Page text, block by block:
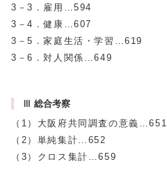
3－3．雇用…594
3－4．健康…607
3－5．家庭生活・学習…619
3－6．対人関係…649
Ⅲ 総合考察
（1）大阪府共同調査の意義…651
（2）単純集計…652
（3）クロス集計…659